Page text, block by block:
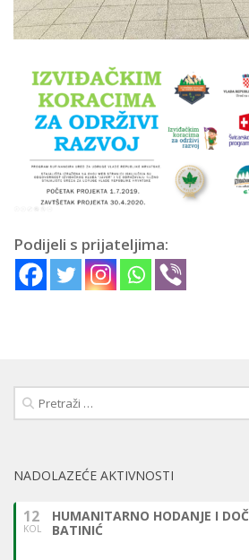
Podijeli s prijateljima:
Pretraži:
NADOLAZEĆE AKTIVNOSTI
12
KOL
HUMANITARNO HODANJE I
BATINIĆ